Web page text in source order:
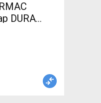
DURA